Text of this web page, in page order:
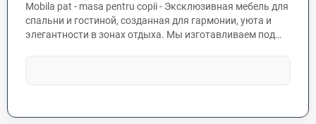
Mobila pat - masa pentru copii - Эксклюзивная мебель для
спальни и гостиной, созданная для гармонии, уюта и
элегантности в зонах отдыха. Мы изготавливаем под
интегрируем передовые механизмы: системы push-to-